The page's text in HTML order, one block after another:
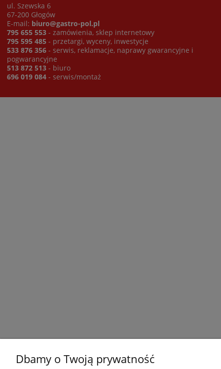
ul. Szewska 6
67-200 Głogów
E-mail: biuro@gastro-pol.pl
795 655 553 - zamówienia, sklep internetowy
795 595 485 - przetargi, wyceny, inwestycje
533 876 356 - serwis, reklamacje, naprawy gwarancyjne i
pogwarancyjne
513 872 513 - biuro
696 019 084 - serwis/montaż
Dbamy o Twoją prywatność